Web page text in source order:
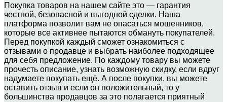
Покупка товаров на нашем сайте это — гарантия
честной, безопасной и выгодной сделки. Наша
платформа позволит вам не опасаться мошенников,
которые все активнее пытаются обмануть покупателей.
Перед покупкой каждый сможет ознакомиться с
отзывами о продавце и выбрать наиболее подходящее
для себя предложение. По каждому товару вы можете
прочесть описание, узнать возможную скидку, если вдруг
надумаете покупать ещё. А после покупки, вы можете
оставить отзыв и если он положительный, то у
большинства продавцов за это полагается приятный